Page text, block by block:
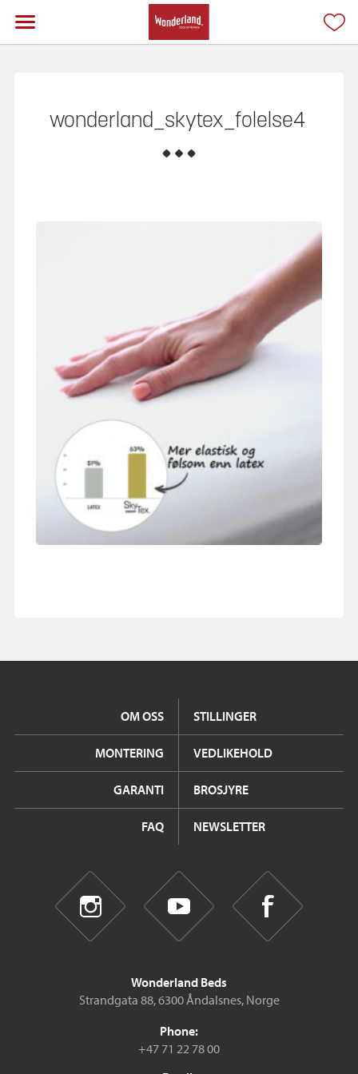
wonderland_skytex_folelse4
OM OSS STILLINGER
MONTERING VEDLIKEHOLD
GARANTI BROSJYRE
FAQ NEWSLETTER
Wonderland Beds
Strandgata 88, 6300 Åndalsnes, Norge
Phone:
+47 71 22 78 00